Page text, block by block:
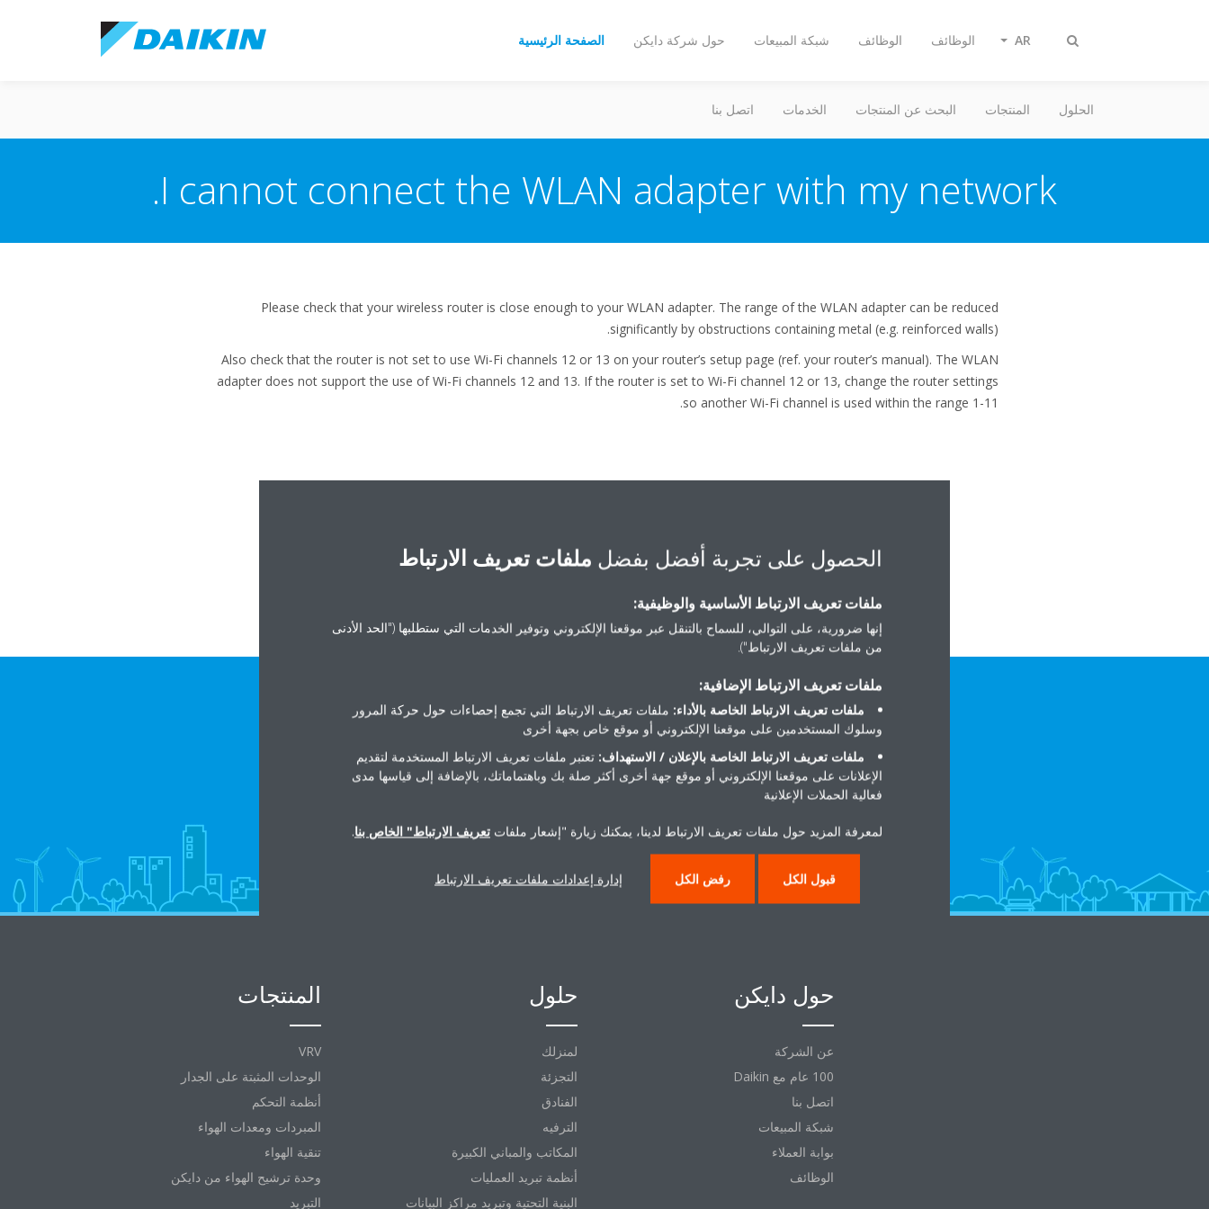
Toggle
الصفحة الرئيسية حول شركة دايكن شبكة المبيعات الوظائف الوظائف AR
الحلول المنتجات البحث عن المنتجات الخدمات اتصل بنا
I cannot connect the WLAN adapter with my network.
Please check that your wireless router is close enough to your WLAN adapter. The range of the WLAN adapter can be reduced
significantly by obstructions containing metal (e.g. reinforced walls).
Also check that the router is not set to use Wi-Fi channels 12 or 13 on your router’s setup page (ref. your router’s manual). The WLAN
adapter does not support the use of Wi-Fi channels 12 and 13. If the router is set to Wi-Fi channel 12 or 13, change the router settings
so another Wi-Fi channel is used within the range 1-11.
تحتاج مساعدة
اتصل بنا
المنتجات
VRV
الوحدات المثبتة على الجدار
أنظمة التحكم
المبردات ومعدات الهواء
تنقية الهواء
وحدة ترشيح الهواء من دايكن
التبريد
حلول
لمنزلك
التجزئة
الفنادق
الترفيه
المكاتب والمباني الكبيرة
أنظمة تبريد العمليات
البنية التحتية وتبريد مراكز البيانات
حول دايكن
عن الشركة
100 عام مع Daikin
اتصل بنا
شبكة المبيعات
بوابة العملاء
الوظائف
الحصول على تجربة أفضل بفضل ملفات تعريف الارتباط
ملفات تعريف الارتباط الأساسية والوظيفية:
إنها ضرورية، على التوالي، للسماح بالتنقل عبر موقعنا الإلكتروني وتوفير الخدمات التي ستطلبها ("الحد الأدنى
من ملفات تعريف الارتباط").
ملفات تعريف الارتباط الإضافية:
ملفات تعريف الارتباط الخاصة بالأداء: ملفات تعريف الارتباط التي تجمع إحصاءات حول حركة المرور
وسلوك المستخدمين على موقعنا الإلكتروني أو موقع خاص بجهة أخرى
ملفات تعريف الارتباط الخاصة بالإعلان / الاستهداف: تعتبر ملفات تعريف الارتباط المستخدمة لتقديم
الإعلانات على موقعنا الإلكتروني أو موقع جهة أخرى أكثر صلة بك وباهتماماتك، بالإضافة إلى قياسها مدى
فعالية الحملات الإعلانية
لمعرفة المزيد حول ملفات تعريف الارتباط لدينا، يمكنك زيارة "إشعار ملفات تعريف الارتباط" الخاص بنا.
قبول الكل رفض الكل إدارة إعدادات ملفات تعريف الارتباط